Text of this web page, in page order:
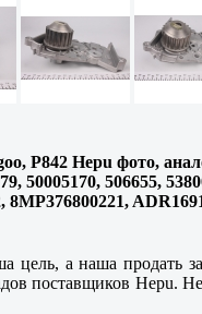
P842 Hepu фото,
50005170, 506655,
8MP376800221,
цель, а наша
поставщиков Hepu.